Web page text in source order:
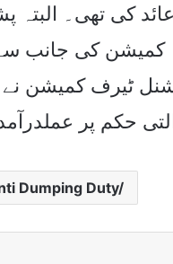
کی تھی۔ البتہ
ٹیرف کمیشن
حکم پر
Dumping Duty/